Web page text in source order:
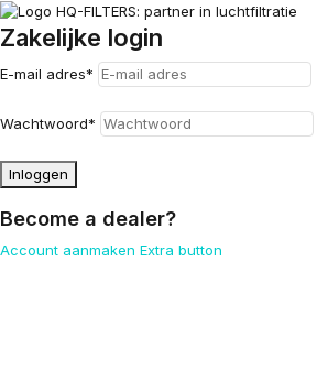
Zakelijke login
E-mail adres*
Wachtwoord*
Inloggen
Become a dealer?
Account aanmaken Extra button